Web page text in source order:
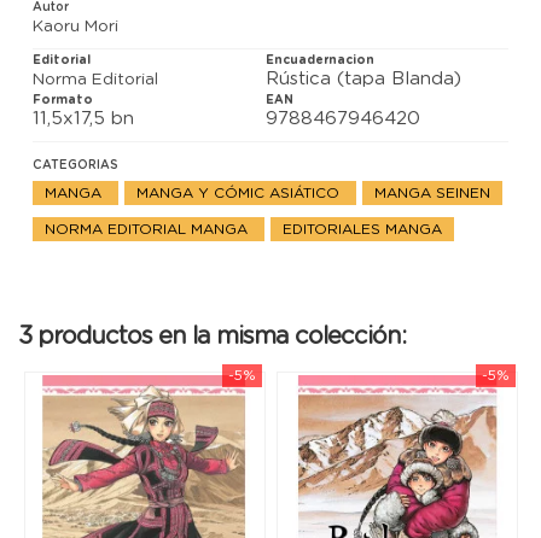
Autor
Kaoru Mori
Editorial
Norma Editorial
Encuadernacion
Rústica (tapa Blanda)
Formato
11,5x17,5 bn
EAN
9788467946420
CATEGORIAS
MANGA MANGA Y CÓMIC ASIÁTICO MANGA SEINEN
NORMA EDITORIAL MANGA EDITORIALES MANGA
3 productos en la misma colección:
-5% -5%